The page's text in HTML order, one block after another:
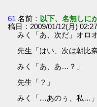
61 名前： 以下、名無しに
稿日：2009/01/12(月)
みく「あ、次だ」オロ
先生「はい、次は朝比
みく「あ、あ…？」
先生「？」
みく「…あのぅ、私…」